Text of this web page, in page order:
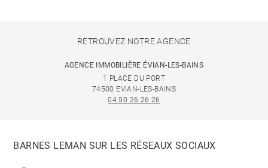
RETROUVEZ NOTRE AGENCE
AGENCE IMMOBILIÈRE ÉVIAN-LES-BAINS
1 PLACE DU PORT
74500 EVIAN-LES-BAINS
04 50 26 26 26
BARNES LEMAN SUR LES RÉSEAUX SOCIAUX